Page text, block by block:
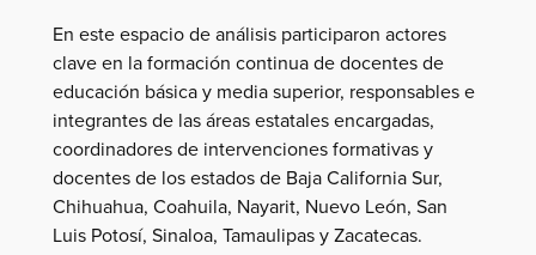
En este espacio de análisis participaron actores
clave en la formación continua de docentes de
educación básica y media superior, responsables e
integrantes de las áreas estatales encargadas,
coordinadores de intervenciones formativas y
docentes de los estados de Baja California Sur,
Chihuahua, Coahuila, Nayarit, Nuevo León, San
Luis Potosí, Sinaloa, Tamaulipas y Zacatecas.